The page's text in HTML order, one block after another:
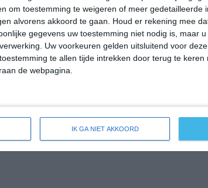
om toestemming te weigeren of meer gedetailleerde
alvorens akkoord te gaan.
Houd er rekening mee
gegevens uw toestemming niet nodig is, maar
Uw voorkeuren gelden uitsluitend voor
te allen tijde intrekken door terug te keren
de webpagina.
IK GA NIET AKKOORD
12:00 15:00 18:00 21:00
ZW 2 WZW 3 ZW 3 ZW 2
12:00
voor Scranton